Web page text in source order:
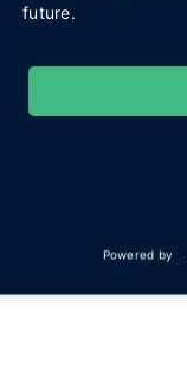
future.
Powered by